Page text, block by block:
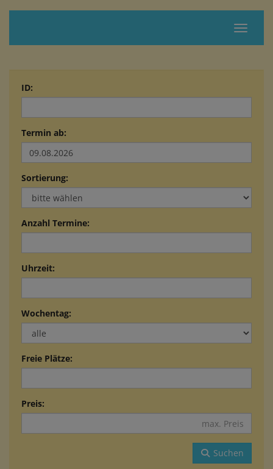
ID:
Termin ab:
Sortierung:
Anzahl Termine:
Uhrzeit:
Wochentag:
Freie Plätze:
Preis:
Suchen